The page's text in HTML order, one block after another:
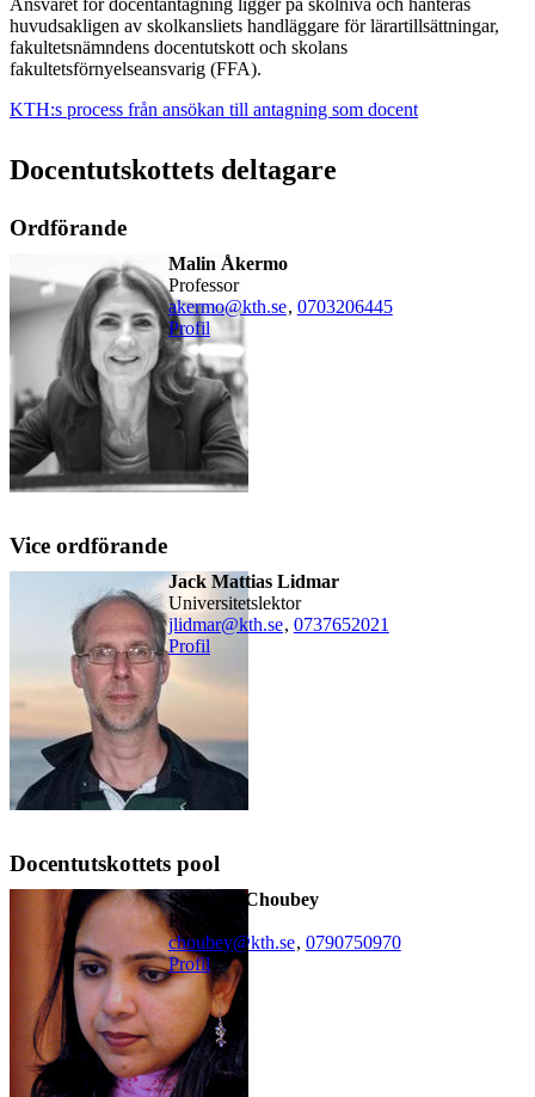
huvudsakligen av skolkansliets handläggare för lärartillsättningar,
fakultetsnämndens docentutskott och skolans
fakultetsförnyelseansvarig (FFA).
KTH:s process från ansökan till antagning som docent
Docentutskottets deltagare
Ordförande
Malin Åkermo
professor
akermo@kth.se, 0703206445
Profil
Vice ordförande
Jack Mattias Lidmar
universitetslektor
jlidmar@kth.se, 0737652021
Profil
Docentutskottets pool
Sandhya Choubey
choubey@kth.se, 0790750970
Profil